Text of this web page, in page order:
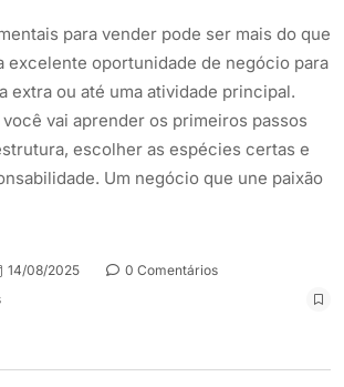
para vender pode ser mais do que
excelente oportunidade de negócio para
extra ou até uma atividade principal.
vai aprender os primeiros passos
escolher as espécies certas e
Um negócio que une paixão
14/08/2025
0 Comentários